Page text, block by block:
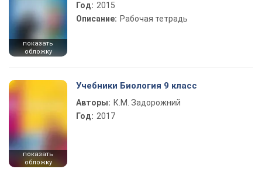
показать
обложку
Год: 2015
Описание: Рабочая тетрадь
показать
обложку
Учебники Биология 9 класс
Авторы: К.М. Задорожний
Год: 2017